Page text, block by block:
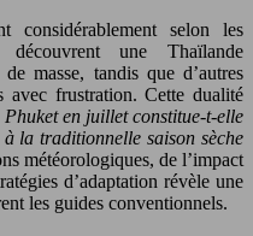
considérablement selon les
une Thaïlande
masse, tandis que d’autres
avec frustration. Cette dualité
Phuket en juillet constitue-t-elle
la traditionnelle saison sèche
météorologiques, de l’impact
d’adaptation révèle une
les guides conventionnels.